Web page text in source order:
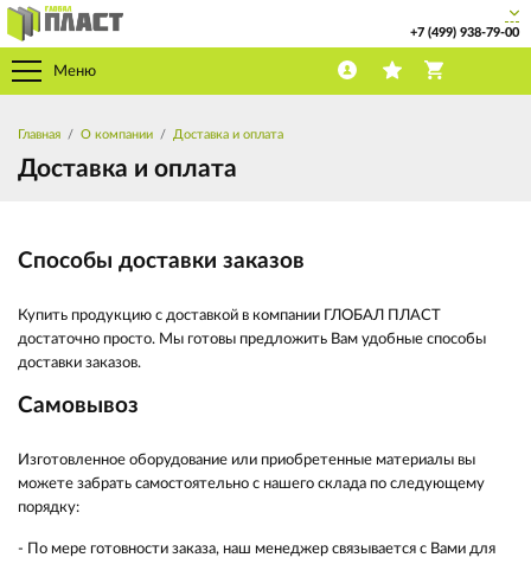
Меню
+7 (499) 938-79-00
Главная О компании Доставка и оплата
Доставка и оплата
Способы доставки заказов
Купить продукцию с доставкой в компании ГЛОБАЛ ПЛАСТ
достаточно просто. Мы готовы предложить Вам удобные способы
доставки заказов.
Самовывоз
Изготовленное оборудование или приобретенные материалы вы
можете забрать самостоятельно с нашего склада по следующему
порядку:
- По мере готовности заказа, наш менеджер связывается с Вами для